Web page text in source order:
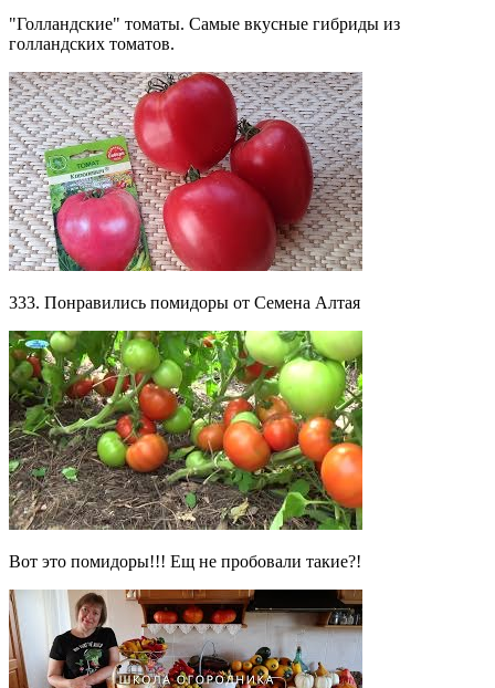
"Голландские" томаты. Самые вкусные гибриды из
голландских томатов.
333. Понравились помидоры от Семена Алтая
Вот это помидоры!!! Ещ не пробовали такие?!